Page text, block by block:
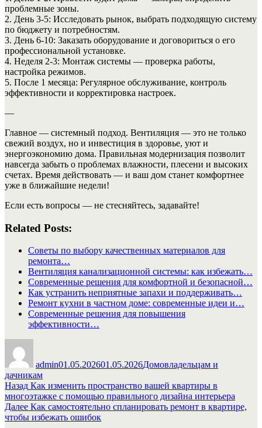
проблемные зоны.
2. День 3-5: Исследовать рынок, выбрать подходящую систему
по бюджету и потребностям.
3. День 6-10: Заказать оборудование и договориться о его
профессиональной установке.
4. Неделя 2-3: Монтаж системы — проверка работы,
настройка режимов.
5. После 1 месяца: Регулярное обслуживание, контроль
эффективности и корректировка настроек.
—
Главное — системный подход. Вентиляция — это не только
свежий воздух, но и инвестиция в здоровье, уют и
энергоэкономию дома. Правильная модернизация позволит
навсегда забыть о проблемах влажности, плесени и высоких
счетах. Время действовать — и ваш дом станет комфортнее
уже в ближайшие недели!
Если есть вопросы — не стесняйтесь, задавайте!
Related Posts:
Советы по выбору качественных материалов для
ремонта…
Вентиляция канализационной системы: как избежать…
Современные решения для комфортной и безопасной…
Как устранить неприятные запахи и поддерживать…
Ремонт кухни в частном доме: современные идеи и…
Современные решения для повышения
эффективности…
admin01.05.202601.05.2026Домовладельцам и
дачникам
Навигация
по
записям
Назад Предыдущая
запись:
Как изменить пространство вашей квартиры в
многоэтажке с помощью правильного дизайна интерьера
Далее Следующая
запись:
Как самостоятельно спланировать ремонт в квартире,
чтобы избежать ошибок